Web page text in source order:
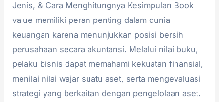
Jenis, & Cara Menghitungnya Kesimpulan Book
value memiliki peran penting dalam dunia
keuangan karena menunjukkan posisi bersih
perusahaan secara akuntansi. Melalui nilai buku,
pelaku bisnis dapat memahami kekuatan finansial,
menilai nilai wajar suatu aset, serta mengevaluasi
strategi yang berkaitan dengan pengelolaan aset.